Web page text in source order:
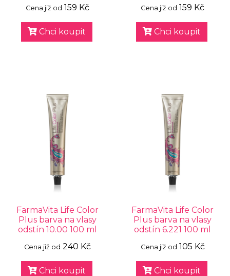
Cena již od 159 Kč
Chci koupit
Cena již od 159 Kč
Chci koupit
FarmaVita Life Color
Plus barva na vlasy
odstín 10.00 100 ml
Cena již od 240 Kč
Chci koupit
FarmaVita Life Color
Plus barva na vlasy
odstín 6.221 100 ml
Cena již od 105 Kč
Chci koupit